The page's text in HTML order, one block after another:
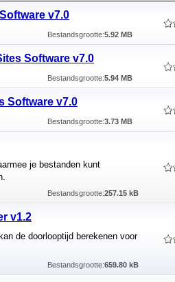
v7.0
Bestandsgrootte:5.92 MB
Software v7.0
Bestandsgrootte:5.94 MB
Software v7.0
Bestandsgrootte:3.73 MB
je bestanden kunt
Bestandsgrootte:257.15 kB
v1.2
de doorlooptijd berekenen voor
Bestandsgrootte:659.80 kB